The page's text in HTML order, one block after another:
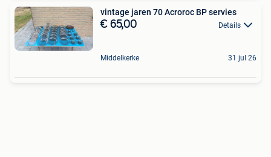
vintage jaren 70 Acroroc BP servies
€ 65,00 Details
Middelkerke 31 jul 26